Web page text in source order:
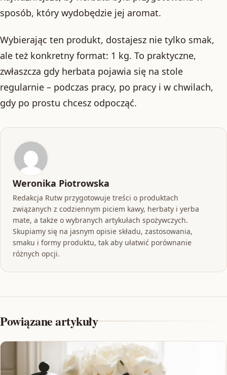
sposób, który wydobędzie jej aromat.
Wybierając ten produkt, dostajesz nie tylko smak,
ale też konkretny format: 1 kg. To praktyczne,
zwłaszcza gdy herbata pojawia się na stole
regularnie – podczas pracy, po pracy i w chwilach,
gdy po prostu chcesz odpocząć.
Weronika Piotrowska
Redakcja Rutw przygotowuje treści o produktach
związanych z codziennym piciem kawy, herbaty i yerba
mate, a także o wybranych artykułach spożywczych.
Skupiamy się na jasnym opisie składu, zastosowania,
smaku i formy produktu, tak aby ułatwić porównanie
różnych opcji.
Powiązane artykuły